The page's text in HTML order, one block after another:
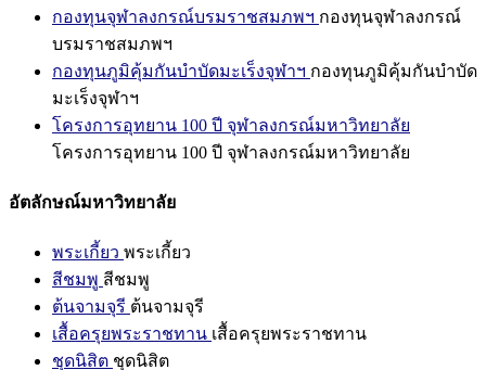
กองทุนจุฬาลงกรณ์บรมราชสมภพฯ กองทุนจุฬาลงกรณ์
บรมราชสมภพฯ
กองทุนภูมิคุ้มกันบำบัดมะเร็งจุฬาฯ กองทุนภูมิคุ้มกันบำบัด
มะเร็งจุฬาฯ
โครงการอุทยาน 100 ปี จุฬาลงกรณ์มหาวิทยาลัย
โครงการอุทยาน 100 ปี จุฬาลงกรณ์มหาวิทยาลัย
อัตลักษณ์มหาวิทยาลัย
พระเกี้ยว พระเกี้ยว
สีชมพู สีชมพู
ต้นจามจุรี ต้นจามจุรี
เสื้อครุยพระราชทาน เสื้อครุยพระราชทาน
ชุดนิสิต ชุดนิสิต